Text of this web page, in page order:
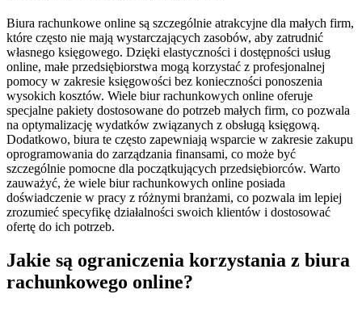
Biura rachunkowe online są szczególnie atrakcyjne dla małych firm,
które często nie mają wystarczających zasobów, aby zatrudnić
własnego księgowego. Dzięki elastyczności i dostępności usług
online, małe przedsiębiorstwa mogą korzystać z profesjonalnej
pomocy w zakresie księgowości bez konieczności ponoszenia
wysokich kosztów. Wiele biur rachunkowych online oferuje
specjalne pakiety dostosowane do potrzeb małych firm, co pozwala
na optymalizację wydatków związanych z obsługą księgową.
Dodatkowo, biura te często zapewniają wsparcie w zakresie zakupu
oprogramowania do zarządzania finansami, co może być
szczególnie pomocne dla początkujących przedsiębiorców. Warto
zauważyć, że wiele biur rachunkowych online posiada
doświadczenie w pracy z różnymi branżami, co pozwala im lepiej
zrozumieć specyfikę działalności swoich klientów i dostosować
ofertę do ich potrzeb.
Jakie są ograniczenia korzystania z biura
rachunkowego online?